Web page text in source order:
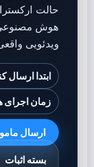
حالت
هوش مصنوعی
ویدئویی
ابتدا ارسال
زمان
ارسال ماموریت 0 را
بسته اثبات